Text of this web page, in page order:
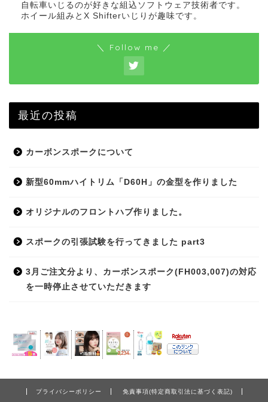
自転車いじるのが好きな組込ソフトウェア技術者です。
ホイール組みとX Shifterいじりが趣味です。
＼ Follow me ／
最近の投稿
カーボンスポークについて
新型60mmハイトリム「D60H」の金型を作りました
オリジナルのフロントハブ作りました。
スポークの引張試験を行ってきました part3
3月ご注文分より、カーボンスポーク(FH003,007)の対応
を一時停止させていただきます
プライバシーポリシー 免責事項(特定商取引法に基づく表記)